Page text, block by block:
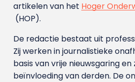
artikelen van het Hoger
(HOP).
De redactie bestaat uit
Zij werken in journalistieke
basis van vrije nieuwsgaring en
beïnvloeding van derden. De